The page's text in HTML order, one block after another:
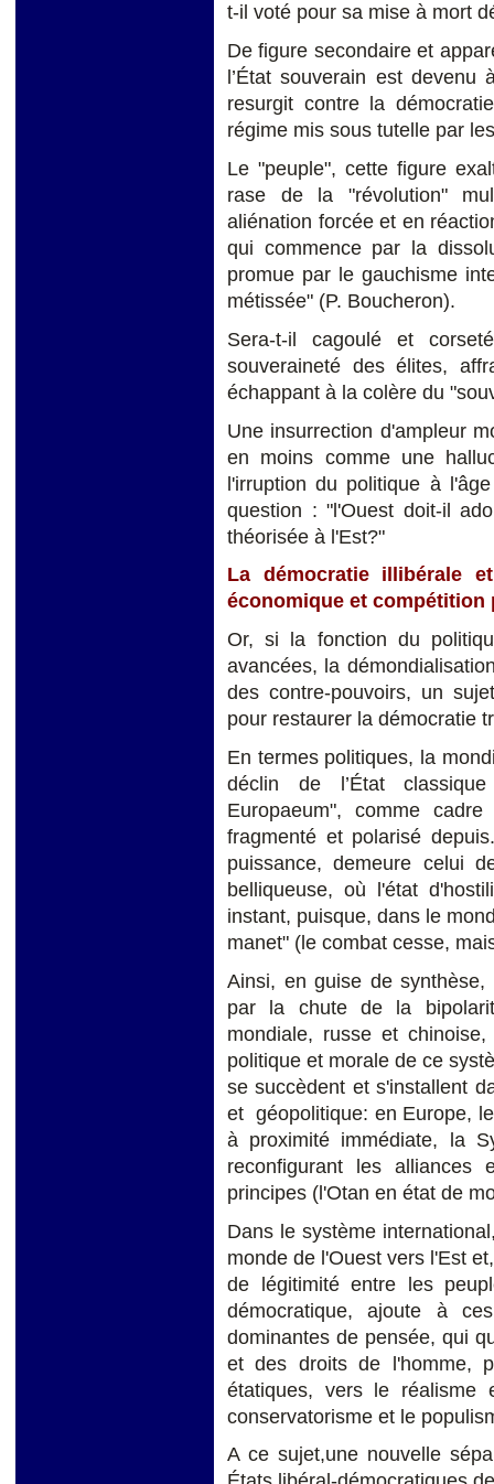
t-il voté pour sa mise à mort
De figure secondaire et
l’État souverain est
resurgit contre la
régime mis sous tutelle par
Le "peuple", cette figure
rase de la "révolution"
aliénation forcée et en
qui commence par la
promue par le gauchisme
métissée" (P. Boucheron).
Sera-t-il cagoulé et
souveraineté des élites,
échappant à la colère du
Une insurrection d'ampleur
en moins comme une
l'irruption du politique à
question : "l'Ouest doit-il
théorisée à l'Est?"
La démocratie illibérale
économique et compétition
Or, si la fonction du
avancées, la
des contre-pouvoirs, un
pour restaurer la démocratie
En termes politiques, la
déclin de l’État
Europaeum", comme
fragmenté et polarisé
puissance, demeure celui
belliqueuse, où l'état
instant, puisque, dans le
manet" (le combat cesse,
Ainsi, en guise de
par la chute de la
mondiale, russe et
politique et morale de ce
se succèdent et s'installent
et géopolitique: en Europe,
à proximité immédiate, la
reconfigurant les alliances
principes (l'Otan en état de
Dans le système
monde de l'Ouest vers l'Est
de légitimité entre les
démocratique, ajoute à
dominantes de pensée, qui
et des droits de l'homme,
étatiques, vers le réalisme
conservatorisme et le
A ce sujet,une nouvelle